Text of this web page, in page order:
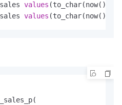
values (to_char(now(),
values (to_char(now(),